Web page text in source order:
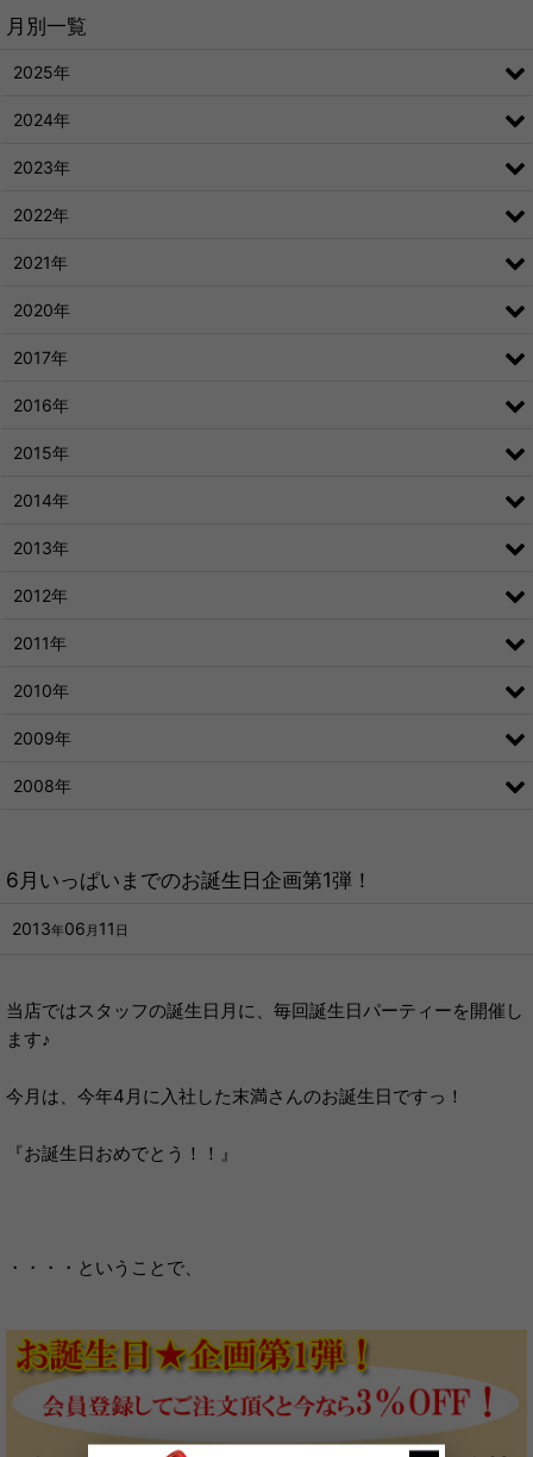
6月いっぱいまでのお誕生日企画第1弾！
2013年06 月 11 日
当店ではスタッフの誕生日月に、毎回誕生日パーティーを開催し
ます♪
今月は、今年4月に入社した末満さんのお誕生日ですっ！
『お誕生日おめでとう！！』
・・・・ということで、
月別一覧
2025年
2024年
2023年
2022年
2021年
2020年
2017年
2016年
2015年
2014年
2013年
2012年
2011年
2010年
2009年
2008年